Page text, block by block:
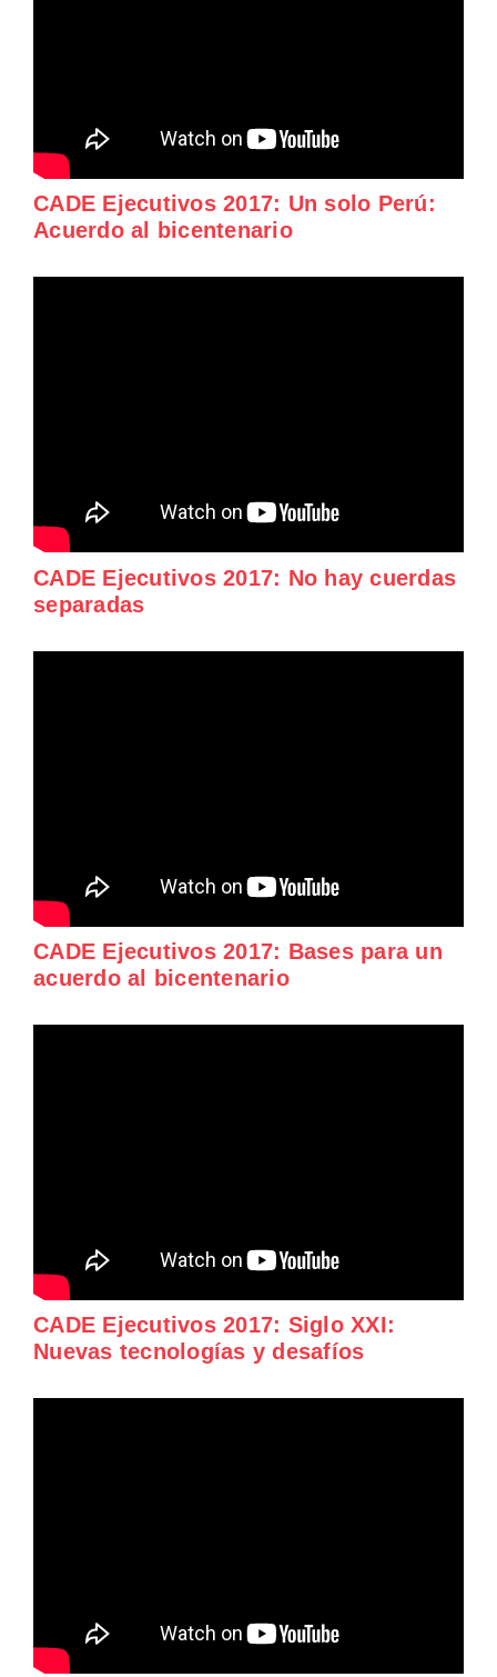
CADE Ejecutivos 2017: Un solo Perú:
Acuerdo al bicentenario
CADE Ejecutivos 2017: No hay cuerdas
separadas
CADE Ejecutivos 2017: Bases para un
acuerdo al bicentenario
CADE Ejecutivos 2017: Siglo XXI:
Nuevas tecnologías y desafíos